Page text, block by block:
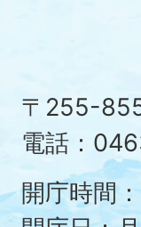
〒255-
電話：
開庁時間